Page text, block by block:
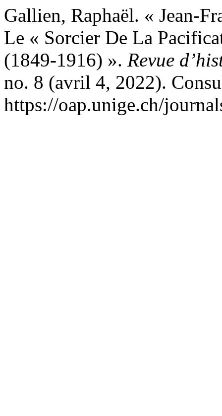
Gallien, Raphaël. « Jean-
Le « Sorcier De La
(1849-1916) ». Revue
no. 8 (avril 4, 2022).
https://oap.unige.ch/